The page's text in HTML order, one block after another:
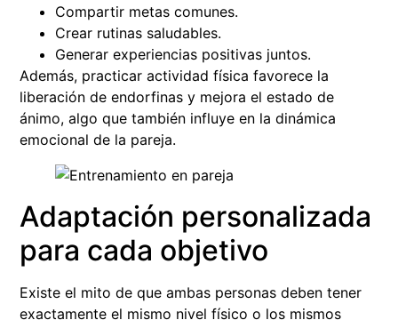
Compartir metas comunes.
Crear rutinas saludables.
Generar experiencias positivas juntos.
Además, practicar actividad física favorece la
liberación de endorfinas y mejora el estado de
ánimo, algo que también influye en la dinámica
emocional de la pareja.
Adaptación personalizada
para cada objetivo
Existe el mito de que ambas personas deben tener
exactamente el mismo nivel físico o los mismos